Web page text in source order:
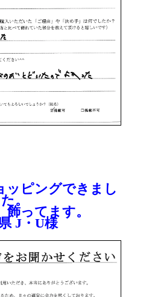
ッピングできまし
た。
飾ってます。
J・U様